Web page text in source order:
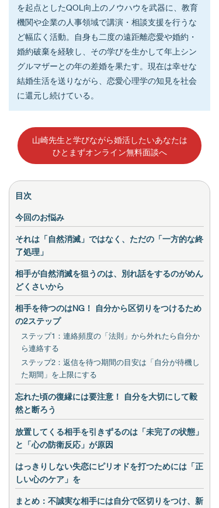
を起点としたQOL向上のノウハウを武器に、教育
機関や企業の人事領域で講演・相談支援を行うな
ど幅広く活動。自身も二度の遠距離恋愛や婚約・
婚約破棄を経験し、その学びを生かして年上シン
グルマザーとの年の差婚を果たす。現在は幸せな
結婚生活を送りながら、恋愛心理学の知見を社会
に還元し続けている。
山崎先生と学びながら婚活したいあなたは
ひとまずオンライン無料面談へ
目次
今回のお悩み
それは「自然消滅」ではなく、ただの「一方的な終
了処理」
相手が自然消滅を狙うのは、別れ話をするのがめん
どくさいから
相手を待つのはNG！ 自分から区切りをつけるため
の2ステップ
ステップ1：連絡頻度の「法則」から外れたら自分か
ら連絡する
ステップ2：返信を待つ期間の目安は「自分が待機し
た期間」を上限にする
忘れた頃の復縁には要注意！ 自分を大切にして毅
然と断ろう
放置してくる相手を引きずるのは「未完了の状態」
と「心の防衛反応」が原因
はっきりしない失恋にピリオドを打つためには「正
しい心のケア」を
まとめ：不誠実な相手には自分で区切りをつけ、新